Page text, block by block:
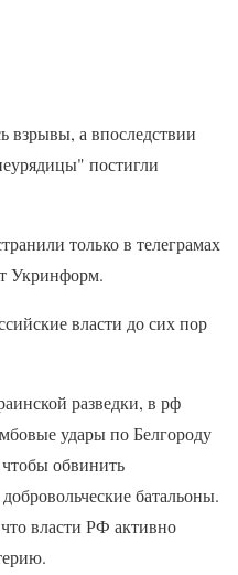
взрывы, а впоследствии
постигли
только в телеграмах
Укринформ.
власти до сих пор
разведки, в рф
удары по Белгороду
обвинить
батальоны.
власти РФ активно